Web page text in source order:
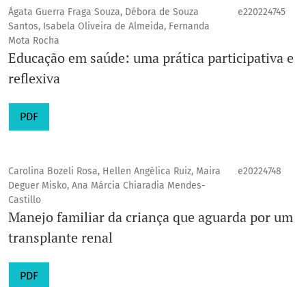
Ágata Guerra Fraga Souza, Débora de Souza
Santos, Isabela Oliveira de Almeida, Fernanda
Mota Rocha
e220224745
Educação em saúde: uma prática participativa e
reflexiva
PDF
Carolina Bozeli Rosa, Hellen Angélica Ruiz, Maira
Deguer Misko, Ana Márcia Chiaradia Mendes-
Castillo
e20224748
Manejo familiar da criança que aguarda por um
transplante renal
PDF